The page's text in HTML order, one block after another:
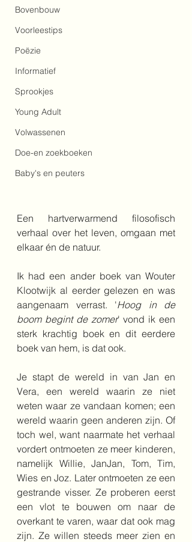
Bovenbouw
Voorleestips
Poëzie
Informatief
Sprookjes
Young Adult
Volwassenen
Doe-en zoekboeken
Baby's en peuters
Een hartverwarmend filosofisch
verhaal over het leven, omgaan met
elkaar én de natuur.
Ik had een ander boek van Wouter
Klootwijk al eerder gelezen en was
aangenaam verrast. 'Hoog in de
boom begint de zomer' vond ik een
sterk krachtig boek en dit eerdere
boek van hem, is dat ook.
Je stapt de wereld in van Jan en
Vera, een wereld waarin ze niet
weten waar ze vandaan komen; een
wereld waarin geen anderen zijn. Of
toch wel, want naarmate het verhaal
vordert ontmoeten ze meer kinderen,
namelijk Willie, JanJan, Tom, Tim,
Wies en Joz. Later ontmoeten ze een
gestrande visser. Ze proberen eerst
een vlot te bouwen om naar de
overkant te varen, waar dat ook mag
zijn. Ze willen steeds meer zien en